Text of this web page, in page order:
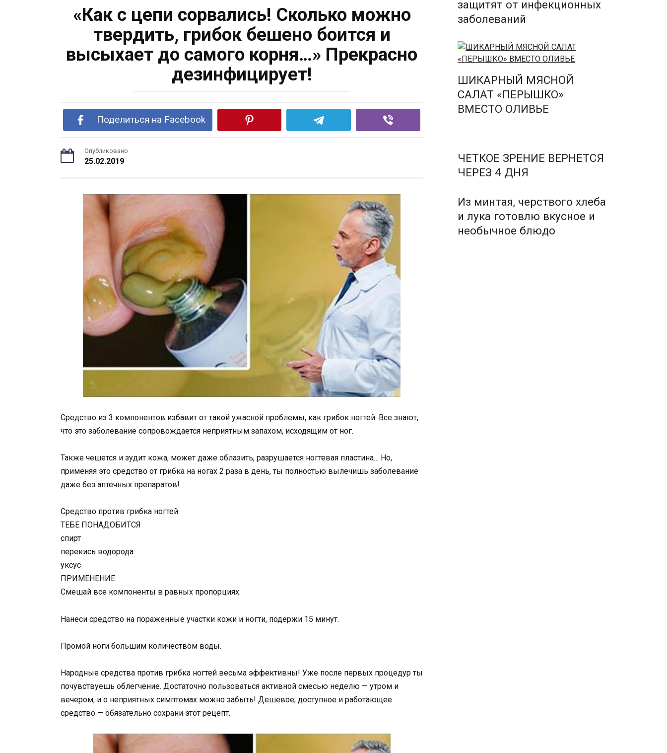
«Как с цепи сорвались! Сколько можно
твердить, грибок бешено боится и
высыхает до самого корня…» Прекрасно
дезинфицирует!
Поделиться на Facebook
Опубликовано
25.02.2019
Средство из 3 компонентов избавит от такой ужасной проблемы, как грибок ногтей. Все знают,
что это заболевание сопровождается неприятным запахом, исходящим от ног.
Также чешется и зудит кожа, может даже облазить, разрушается ногтевая пластина… Но,
применяя это средство от грибка на ногах 2 раза в день, ты полностью вылечишь заболевание
даже без аптечных препаратов!
Средство против грибка ногтей
ТЕБЕ ПОНАДОБИТСЯ
спирт
перекись водорода
уксус
ПРИМЕНЕНИЕ
Смешай все компоненты в равных пропорциях.
Нанеси средство на пораженные участки кожи и ногти, подержи 15 минут.
Промой ноги большим количеством воды.
Народные средства против грибка ногтей весьма эффективны! Уже после первых процедур ты
почувствуешь облегчение. Достаточно пользоваться активной смесью неделю — утром и
вечером, и о неприятных симптомах можно забыть! Дешевое, доступное и работающее
средство — обязательно сохрани этот рецепт.
защитят от инфекционных
заболеваний
ШИКАРНЫЙ МЯСНОЙ
САЛАТ «ПЕРЫШКО»
ВМЕСТО ОЛИВЬЕ
ЧЕТКОЕ ЗРЕНИЕ ВЕРНЕТСЯ
ЧЕРЕЗ 4 ДНЯ
Из минтая, черствого хлеба
и лука готовлю вкусное и
необычное блюдо